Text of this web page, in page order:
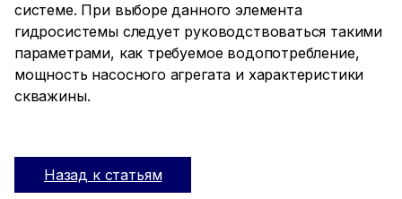
системе. При выборе данного элемента
гидросистемы следует руководствоваться такими
параметрами, как требуемое водопотребление,
мощность насосного агрегата и характеристики
скважины.
Назад к статьям